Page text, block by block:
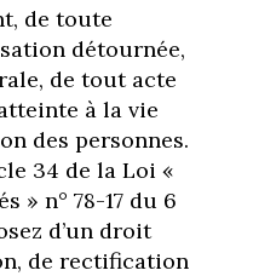
de toute
détournée,
de tout acte
à la vie
des personnes.
34 de la Loi «
» n° 78-17 du 6
d’un droit
de rectification